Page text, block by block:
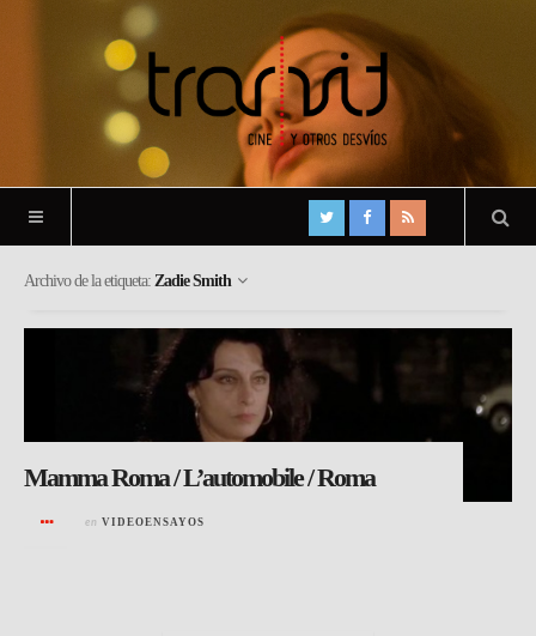
Archivo de la etiqueta: Zadie Smith
Mamma Roma / L’automobile / Roma
en VIDEOENSAYOS